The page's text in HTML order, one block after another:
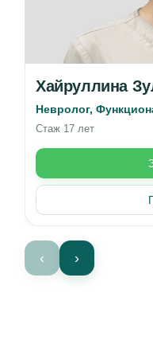
Хайруллина
Невролог,
Стаж 17 лет
‹ ›